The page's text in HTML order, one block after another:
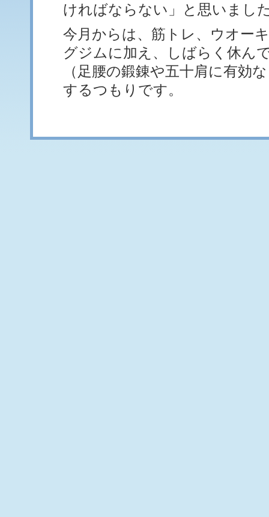
ければならない」と思いまし
今月からは、筋トレ、ウオー
グジムに加え、しばらく休ん
（足腰の鍛錬や五十肩に有効
するつもりです。